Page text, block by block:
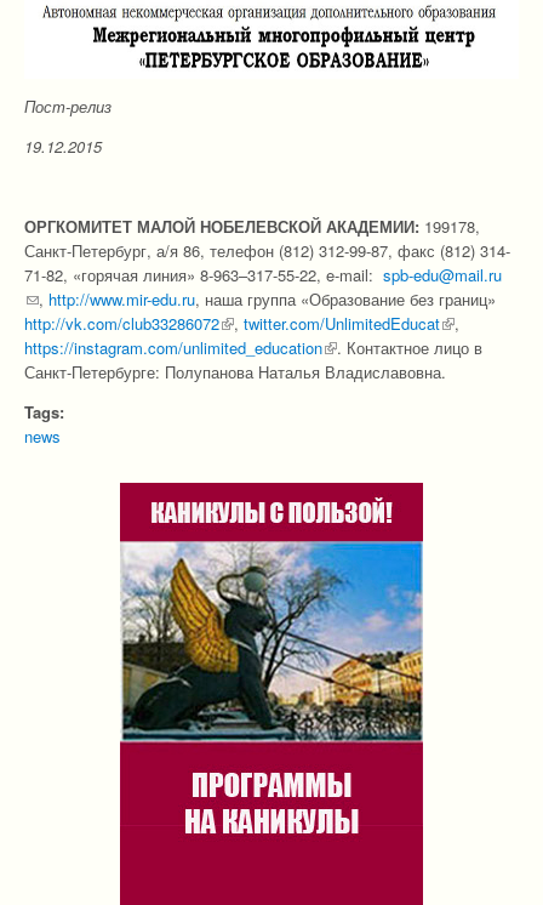
Пост-релиз
19.12.2015
ОРГКОМИТЕТ МАЛОЙ НОБЕЛЕВСКОЙ АКАДЕМИИ: 199178,
Санкт-Петербург, а/я 86, телефон (812) 312-99-87, факс (812) 314-
71-82, «горячая линия» 8-963–317-55-22, e-mail: spb-edu@mail.ru
(link sends e-mail)
, http://www.mir-edu.ru, наша группа «Образование без границ»
http://vk.com/club33286072(link is external)
, twitter.com/UnlimitedEducat(link is
external)
,
https://instagram.com/unlimited_education(link is external)
. Контактное лицо в
Санкт-Петербурге: Полупанова Наталья Владиславовна.
Tags:
news